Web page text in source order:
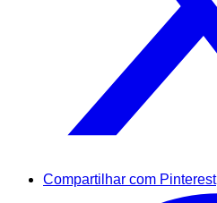
Compartilhar com Pinterest